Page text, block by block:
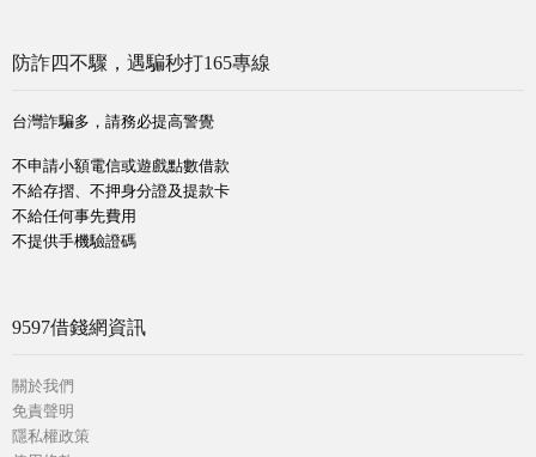
防詐四不驟，遇騙秒打165專線
台灣詐騙多，請務必提高警覺
不申請小額電信或遊戲點數借款
不給存摺、不押身分證及提款卡
不給任何事先費用
不提供手機驗證碼
9597借錢網資訊
關於我們
免責聲明
隱私權政策